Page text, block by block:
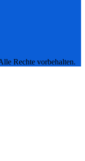
Rechte vorbehalten.